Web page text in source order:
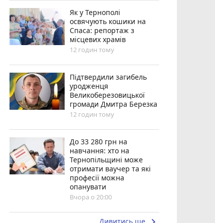
Як у Тернополі
освячують кошики на
Спаса: репортаж з
місцевих храмів
12 годин тому
Підтвердили загибель
уродженця
Великоберезовицької
громади Дмитра Березка
12 годин тому
До 33 280 грн на
навчання: хто на
Тернопільщині може
отримати ваучер та які
професії можна
опанувати
Вчора о 20:00